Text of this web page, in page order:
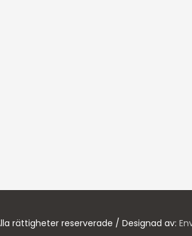
rättigheter reserverade / Designad av: